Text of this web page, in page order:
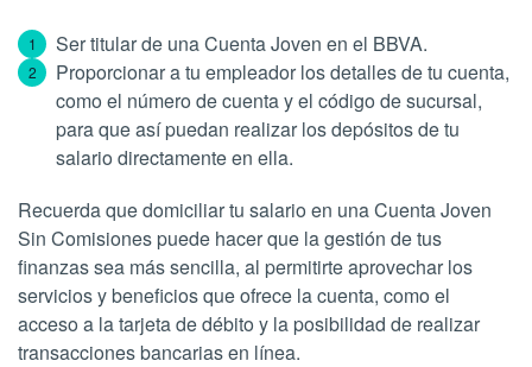
Ser titular de una Cuenta Joven en el BBVA.
Proporcionar a tu empleador los detalles de tu cuenta,
como el número de cuenta y el código de sucursal,
para que así puedan realizar los depósitos de tu
salario directamente en ella.
Recuerda que domiciliar tu salario en una Cuenta Joven
Sin Comisiones puede hacer que la gestión de tus
finanzas sea más sencilla, al permitirte aprovechar los
servicios y beneficios que ofrece la cuenta, como el
acceso a la tarjeta de débito y la posibilidad de realizar
transacciones bancarias en línea.